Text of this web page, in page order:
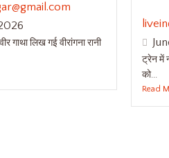
गाथा लिख गई वीरांगना रानी
ट्रेन में
को...
Read